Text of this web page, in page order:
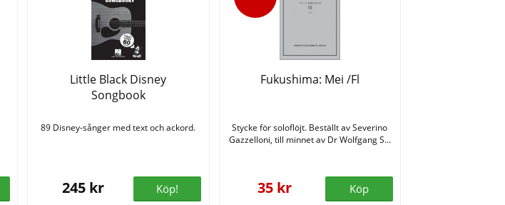
Little Black Disney
Songbook
89 Disney-sånger med text och ackord.
245 kr Köp!
Fukushima: Mei /Fl
Stycke för soloflöjt. Beställt av Severino
Gazzelloni, till minnet av Dr Wolfgang S...
35 kr Köp